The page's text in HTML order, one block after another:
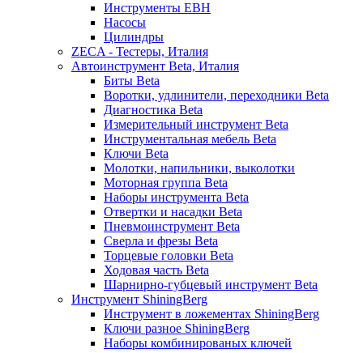
Инструменты EBH
Насосы
Цилиндры
ZECA - Тестеры, Италия
Автоинструмент Beta, Италия
Биты Beta
Воротки, удлинители, переходники Beta
Диагностика Beta
Измерительный инструмент Beta
Инструментальная мебель Beta
Ключи Beta
Молотки, напильники, выколотки
Моторная группа Beta
Наборы инструмента Beta
Отвертки и насадки Beta
Пневмоинструмент Beta
Сверла и фрезы Beta
Торцевые головки Beta
Ходовая часть Beta
Шарнирно-губцевый инструмент Beta
Инструмент ShiningBerg
Инструмент в ложементах ShiningBerg
Ключи разное ShiningBerg
Наборы комбинированых ключей